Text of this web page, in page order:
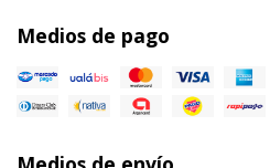
Medios de pago